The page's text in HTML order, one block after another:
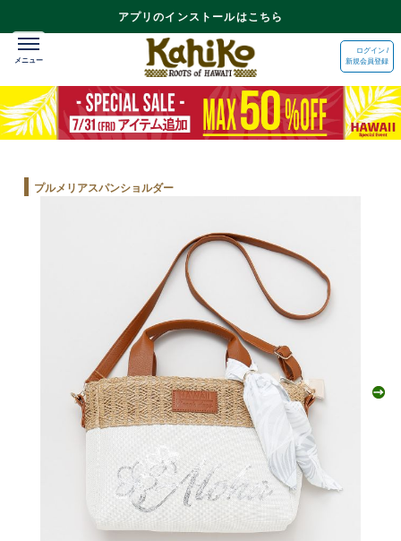
アプリのインストールはこちら
ログイン /
新規会員登録
プルメリアスパンショルダー